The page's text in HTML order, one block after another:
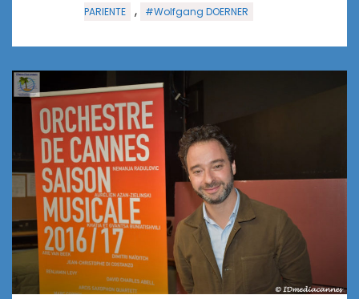
PARIENTE
, #Wolfgang DOERNER